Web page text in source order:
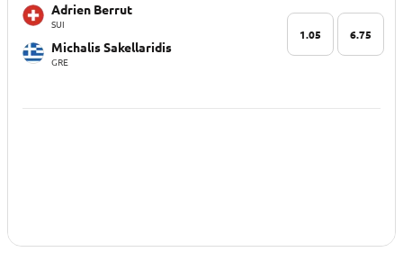
Adrien Berrut
SUI
Michalis Sakellaridis
GRE
1.05 6.75